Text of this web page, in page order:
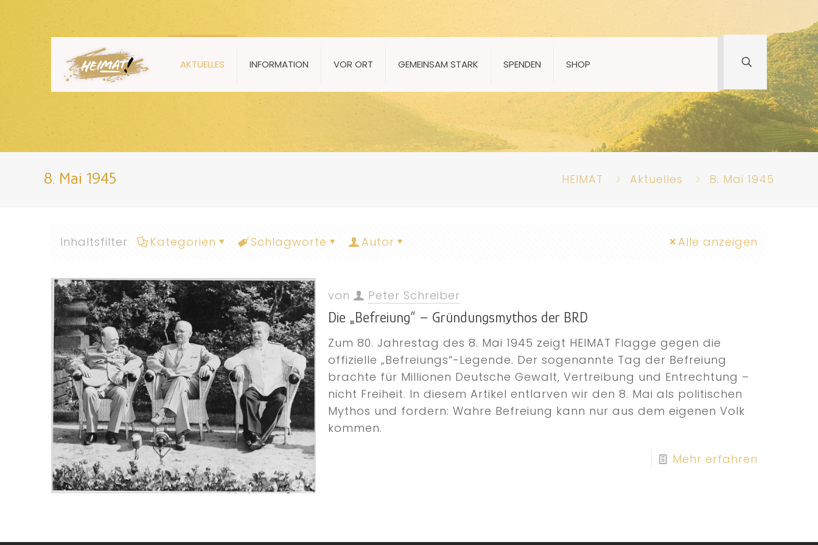
AKTUELLES INFORMATION VOR ORT GEMEINSAM STARK SPENDEN SHOP
8. Mai 1945 HEIMAT Aktuelles 8. Mai 1945
Inhaltsfilter Kategorien Schlagworte Autor Alle anzeigen
von Peter Schreiber
Die „Befreiung“ – Gründungsmythos der BRD
Zum 80. Jahrestag des 8. Mai 1945 zeigt HEIMAT Flagge gegen die
offizielle „Befreiungs“-Legende. Der sogenannte Tag der Befreiung
brachte für Millionen Deutsche Gewalt, Vertreibung und Entrechtung –
nicht Freiheit. In diesem Artikel entlarven wir den 8. Mai als politischen
Mythos und fordern: Wahre Befreiung kann nur aus dem eigenen Volk
kommen.
Mehr erfahren